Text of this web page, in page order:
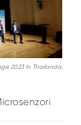
2023 în Thailanda,